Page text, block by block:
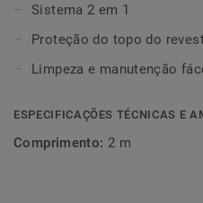
Sistema 2 em 1
Proteção do topo do
Limpeza e manutenção
ESPECIFICAÇÕES TÉCNICAS E
Comprimento: 2 m